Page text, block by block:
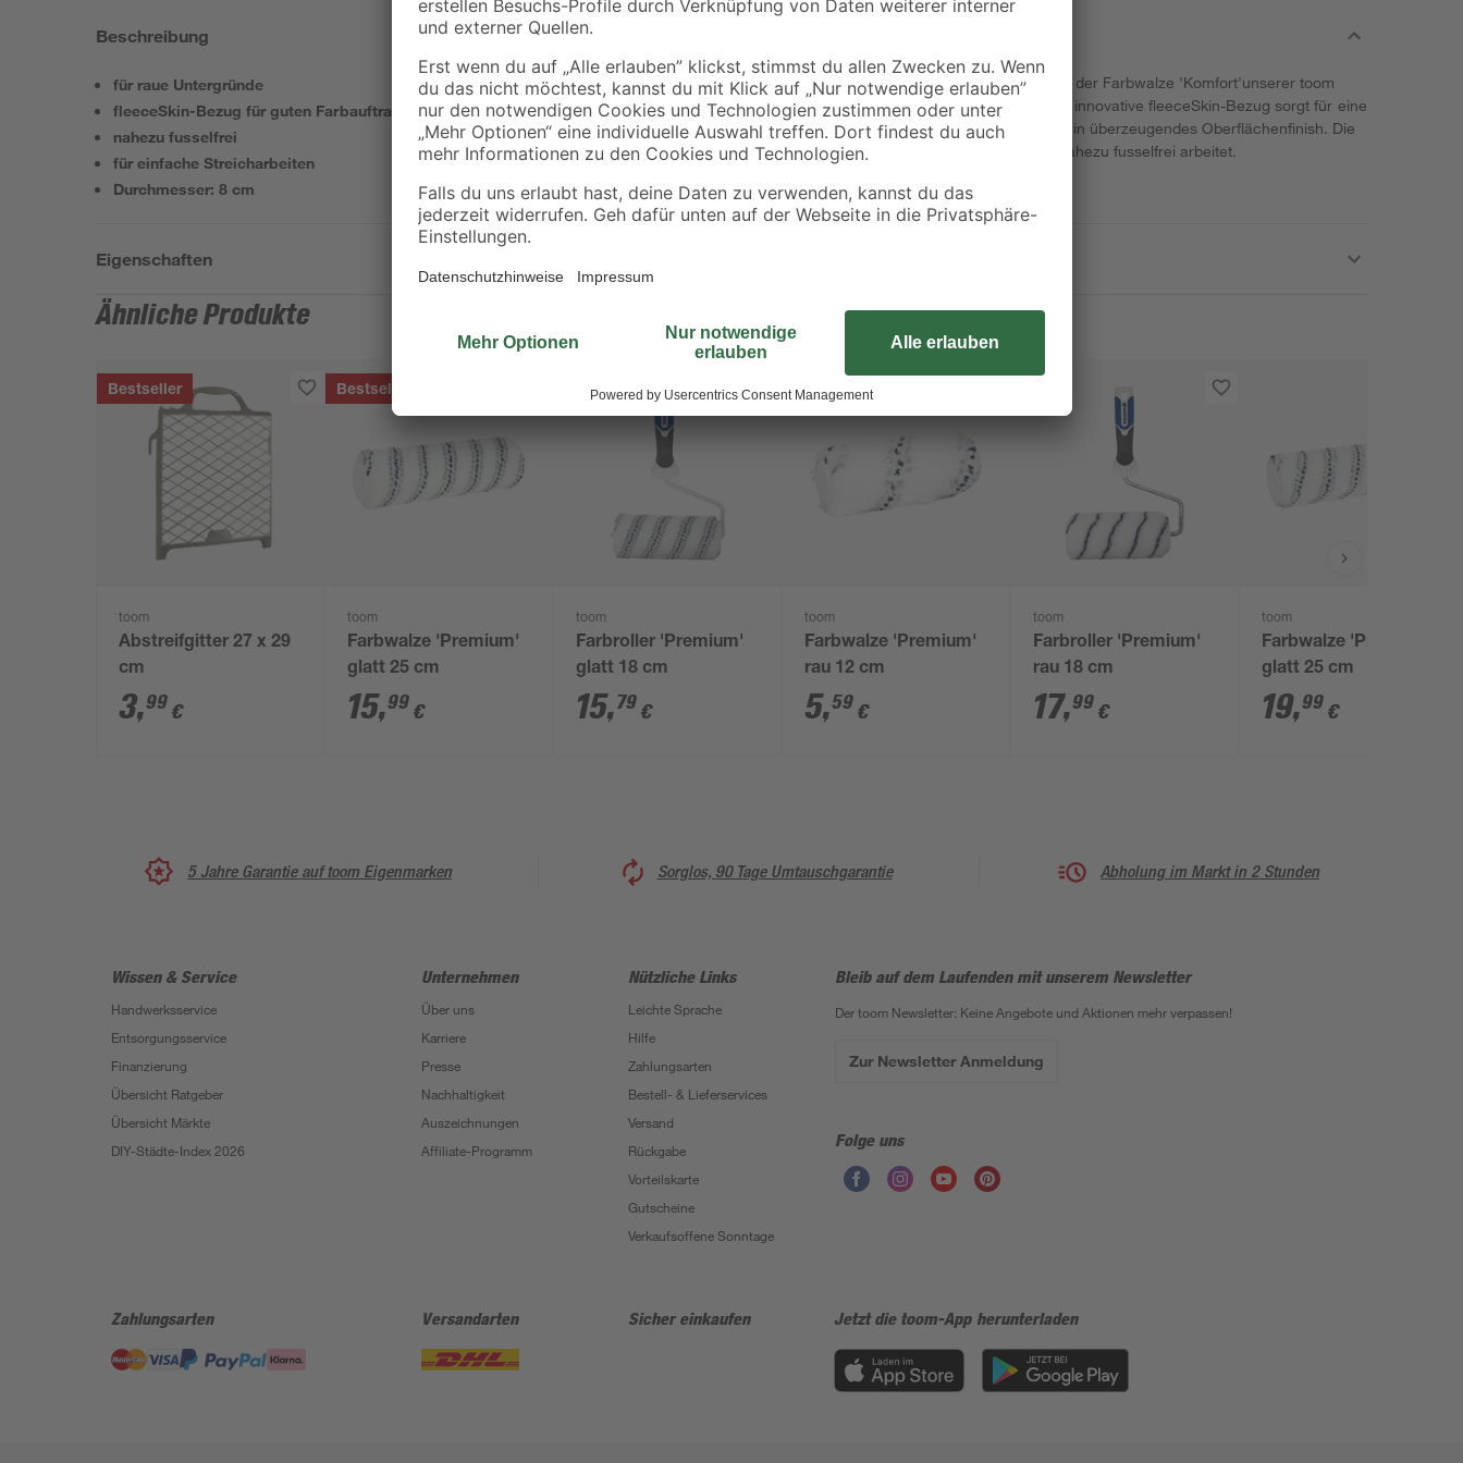
Beschreibung
für raue Untergründe
fleeceSkin-Bezug für guten Farbauftrag
nahezu fusselfrei
für einfache Streicharbeiten
Durchmesser: 8 cm
Streicharbeiten auf rauen Untergründen sind mit der Farbwalze 'Komfort'unserer toom
Qualitätsmarke schnell und einfach erledigt. Der innovative fleeceSkin-Bezug sorgt für eine
gleichmäßige Farbaufnahme und -abgabe - für ein überzeugendes Oberflächenfinish. Die
Walze ist so konzipiert, dass sie spritzarm und nahezu fusselfrei arbeitet.
Eigenschaften
Ähnliche Produkte
Bestseller
toom
Abstreifgitter 27 x 29
cm
3,99 €
Bestseller
toom
Farbwalze 'Premium'
glatt 25 cm
15,99 €
toom
Farbroller 'Premium'
glatt 18 cm
15,79 €
toom
Farbwalze 'Premium'
rau 12 cm
5,59 €
toom
Farbroller 'Premium'
rau 18 cm
17,99 €
toom
Farbwalze 'Premium'
glatt 25 cm
19,99 €
5 Jahre Garantie auf toom Eigenmarken Sorglos, 90 Tage Umtauschgarantie Abholung im Markt in 2 Stunden
Wissen & Service
Handwerksservice
Entsorgungsservice
Finanzierung
Übersicht Ratgeber
Übersicht Märkte
DIY-Städte-Index 2026
Unternehmen
Über uns
Karriere
Presse
Nachhaltigkeit
Auszeichnungen
Affiliate-Programm
Nützliche Links
Leichte Sprache
Hilfe
Zahlungsarten
Bestell- & Lieferservices
Versand
Rückgabe
Vorteilskarte
Gutscheine
Verkaufsoffene Sonntage
Bleib auf dem Laufenden mit unserem Newsletter
Der toom Newsletter: Keine Angebote und Aktionen mehr verpassen!
Zur Newsletter Anmeldung
Folge uns
Zahlungsarten Versandarten Sicher einkaufen Jetzt die toom-App herunterladen